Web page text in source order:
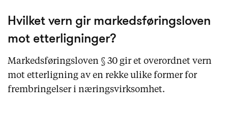
Hvilket vern gir markedsføringsloven
mot etterligninger?
Markedsføringsloven § 30 gir et overordnet vern
mot etterligning av en rekke ulike former for
frembringelser i næringsvirksomhet.